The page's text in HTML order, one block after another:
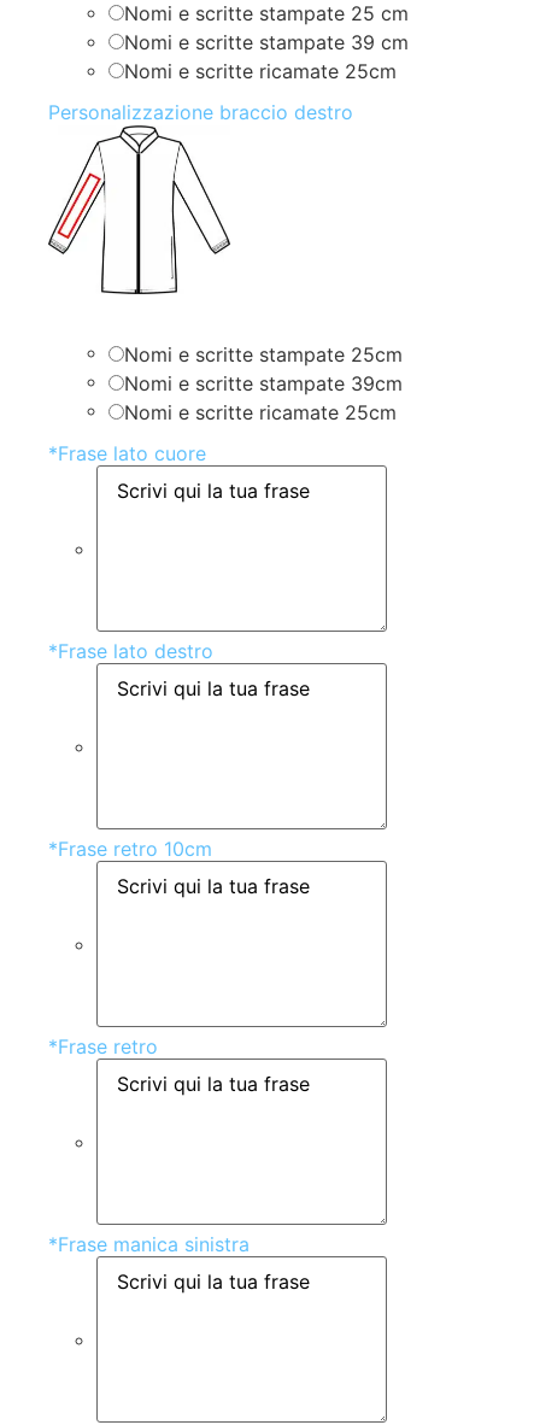
Nomi e scritte stampate 25 cm
Nomi e scritte stampate 39 cm
Nomi e scritte ricamate 25cm
Personalizzazione braccio destro
Nomi e scritte stampate 25cm
Nomi e scritte stampate 39cm
Nomi e scritte ricamate 25cm
*Frase lato cuore
*Frase lato destro
*Frase retro 10cm
*Frase retro
*Frase manica sinistra